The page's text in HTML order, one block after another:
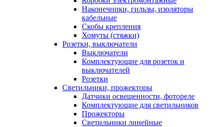
Наконечники, гильзы, изоляторы
кабельные
Скобы крепления
Хомуты (стяжки)
Розетки, выключатели
Выключатели
Комплектующие для розеток и
выключателей
Розетки
Светильники, прожекторы
Датчики освещенности, фотореле
Комплектующие для светильников
Прожекторы
Светильники линейные